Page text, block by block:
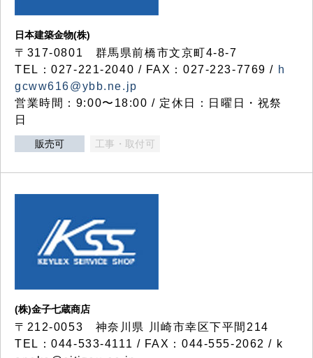
日本建築金物(株)
〒317‐0801 群馬県前橋市文京町4-8-7
TEL：027-221-2040 / FAX：027-223-7769 / h
gcww616@ybb.ne.jp
営業時間：9:00〜18:00 / 定休日：日曜日・祝祭
日
販売可 工事・取付可
(株)金子七蔵商店
〒212-0053 神奈川県 川崎市幸区下平間214
TEL：044-533-4111 / FAX：044-555-2062 / k